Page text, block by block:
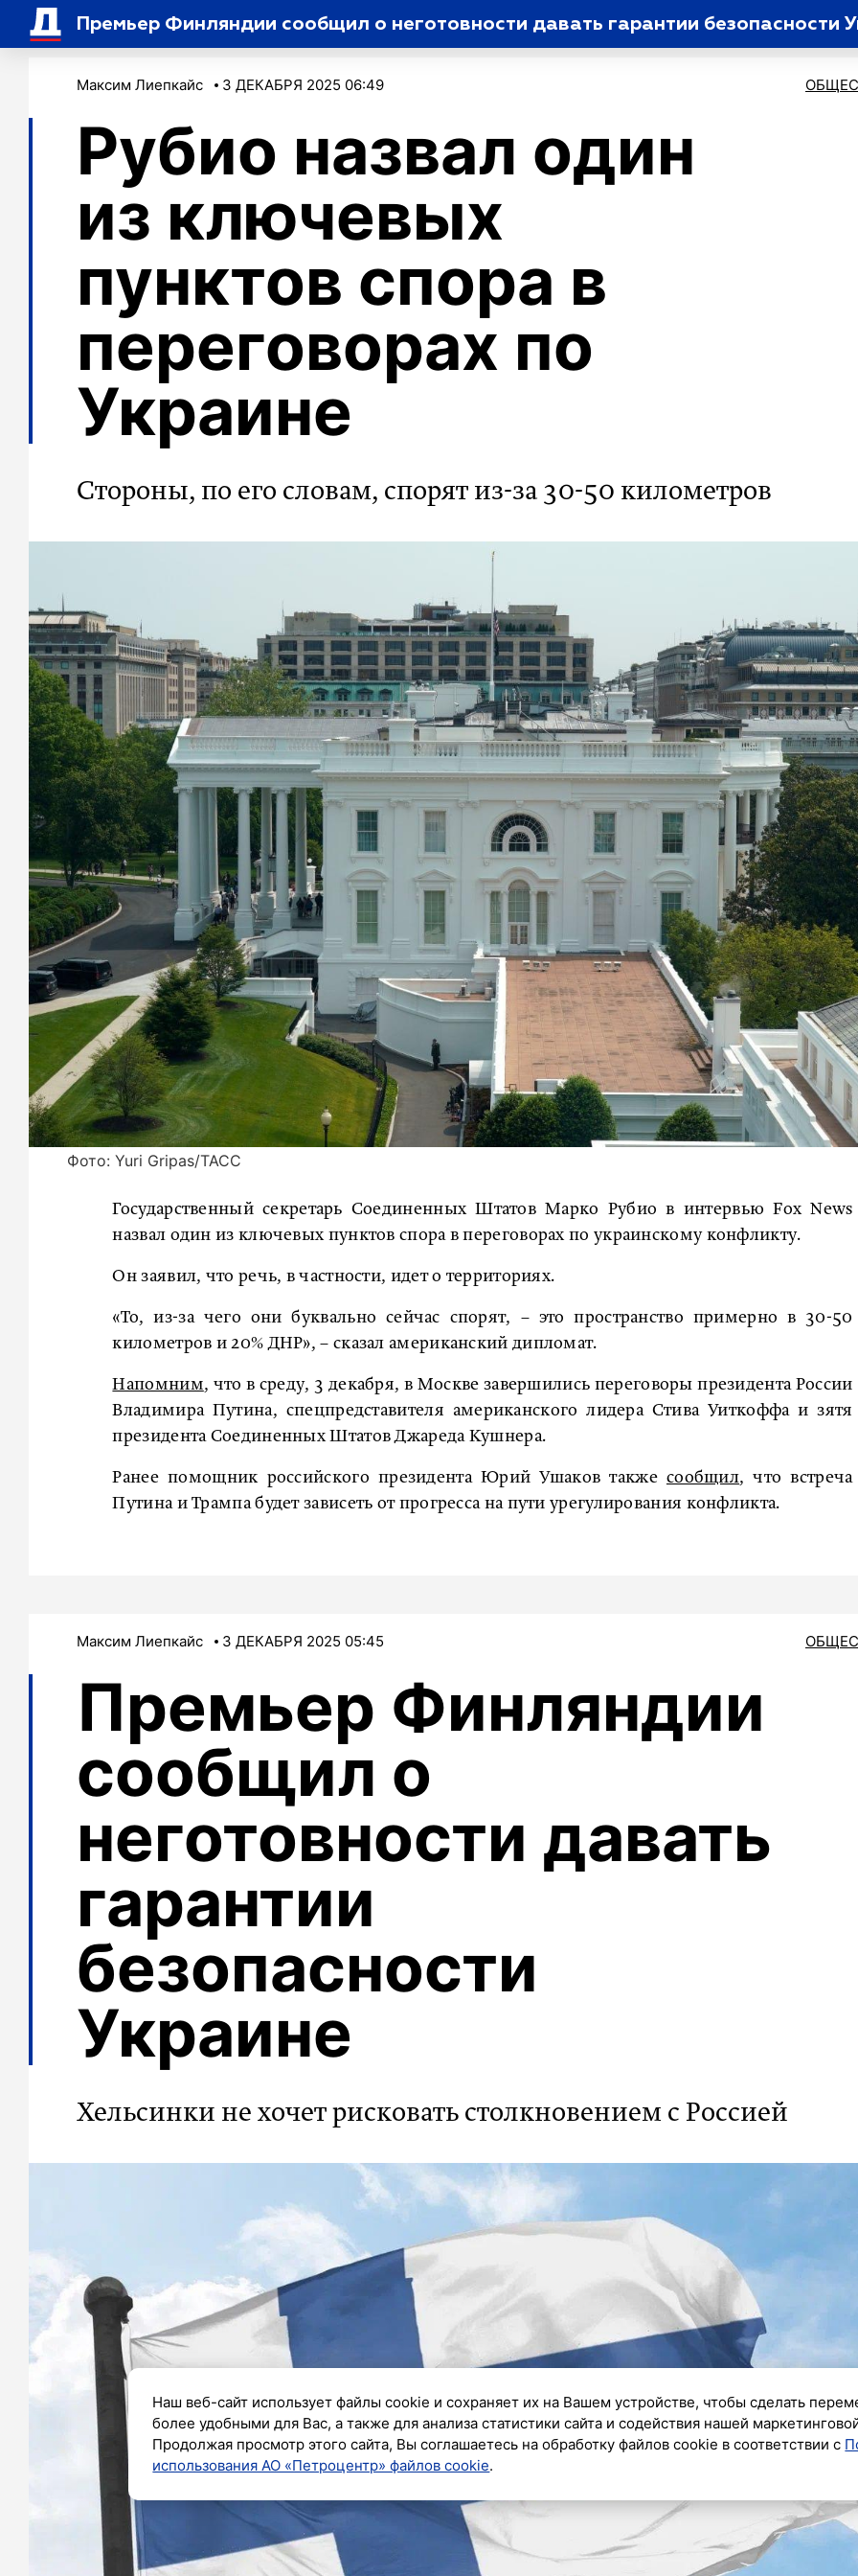
Премьер Финляндии сообщил о неготовности давать гарантии безопасности
Максим Лиепкайс 3 ДЕКАБРЯ 2025 06:49
Рубио назвал один
из ключевых
пунктов спора в
переговорах по
Украине
Стороны, по его словам, спорят из-за 30-50 километров
Фото: Yuri Gripas/ТАСС
Государственный секретарь Соединенных Штатов Марко Рубио в интервью Fox News
назвал один из ключевых пунктов спора в переговорах по украинскому конфликту.
Он заявил, что речь, в частности, идет о территориях.
«То, из-за чего они буквально сейчас спорят, – это пространство примерно в 30-50
километров и 20% ДНР», – сказал американский дипломат.
Напомним, что в среду, 3 декабря, в Москве завершились переговоры президента России
Владимира Путина, спецпредставителя американского лидера Стива Уиткоффа и зятя
президента Соединенных Штатов Джареда Кушнера.
Ранее помощник российского президента Юрий Ушаков также сообщил, что встреча
Путина и Трампа будет зависеть от прогресса на пути урегулирования конфликта.
Максим Лиепкайс 3 ДЕКАБРЯ 2025 05:45
Премьер Финляндии
сообщил о
неготовности давать
гарантии
безопасности
Украине
Хельсинки не хочет рисковать столкновением с Россией
Наш веб-сайт использует файлы cookie и сохраняет их на Вашем устройстве, чтобы сделать
более удобными для Вас, а также для анализа статистики сайта и содействия нашей
Продолжая просмотр этого сайта, Вы соглашаетесь на обработку файлов cookie в соответствии с
использования АО «Петроцентр» файлов cookie.